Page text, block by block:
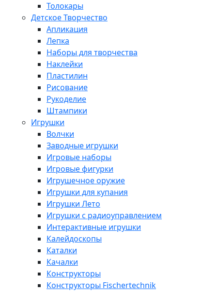
Толокары
Детское Творчество
Апликация
Лепка
Наборы для творчества
Наклейки
Пластилин
Рисование
Рукоделие
Штампики
Игрушки
Волчки
Заводные игрушки
Игровые наборы
Игровые фигурки
Игрушечное оружие
Игрушки для купания
Игрушки Лето
Игрушки с радиоуправлением
Интерактивные игрушки
Калейдоскопы
Каталки
Качалки
Конструкторы
Конструкторы Fisсhertechnik